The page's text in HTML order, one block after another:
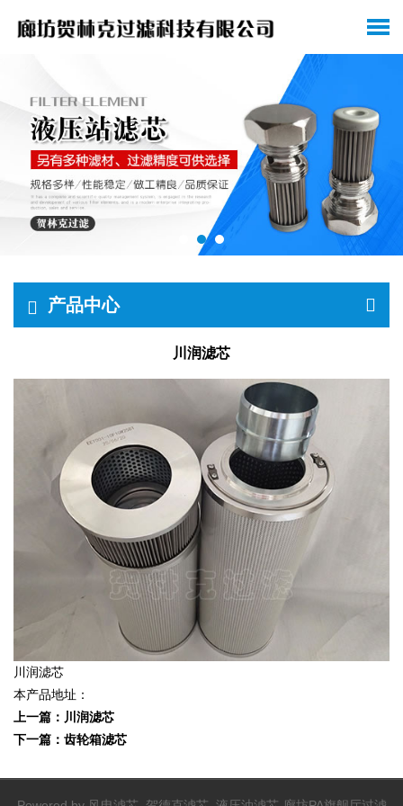
产品中心
川润滤芯
川润滤芯
本产品地址：
上一篇： 川润滤芯
下一篇： 齿轮箱滤芯